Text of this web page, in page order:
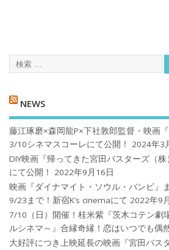
NEWS
藤江琢磨×森岡龍P×下社敦郎監督・映画『
3/10シネマスコーレにて公開！
2024年3
DIY映画『帰ってきた宮田バスターズ（
にて公開！
2022年9月16日
映画『ダイナマイト・ソウル・バンビ』
9/23まで！新宿K’s cinemaにて 2022年9
7/10（日）開催！桂米紫『茨木コテン劇
ルシネマ～』合縁奇縁！恋はいつでも偶
大好評につき上映延長の映画『宮田バス